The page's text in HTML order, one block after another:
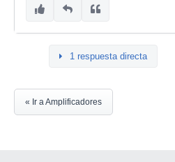
1 respuesta directa
« Ir a Amplificadores